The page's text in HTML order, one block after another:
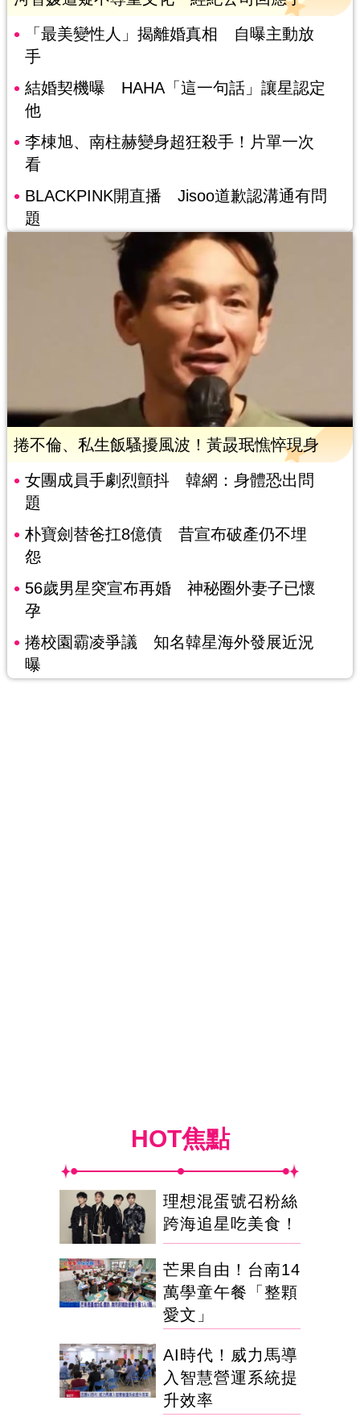
「最美變性人」揭離婚真相 自曝主動放
手
結婚契機曝 HAHA「這一句話」讓星認定
他
李棟旭、南柱赫變身超狂殺手！片單一次
看
BLACKPINK開直播 Jisoo道歉認溝通有問
題
捲不倫、私生飯騷擾風波！黃晸珉憔悴現身
女團成員手劇烈顫抖 韓網：身體恐出問
題
朴寶劍替爸扛8億債 昔宣布破產仍不埋
怨
56歲男星突宣布再婚 神秘圈外妻子已懷
孕
捲校園霸凌爭議 知名韓星海外發展近況
曝
HOT焦點
理想混蛋號召粉絲
跨海追星吃美食！
芒果自由！台南14
萬學童午餐「整顆
愛文」
AI時代！威力馬導
入智慧營運系統提
升效率